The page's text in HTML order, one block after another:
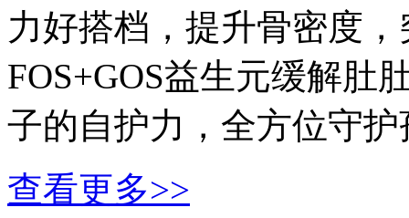
力好搭档，提升骨密度
FOS+GOS益生元缓解肚
子的自护力，全方位守
查看更多>>